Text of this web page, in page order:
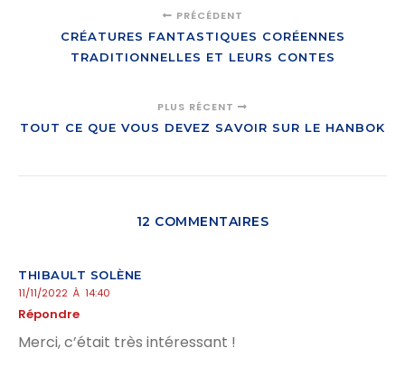
PRÉCÉDENT
CRÉATURES FANTASTIQUES CORÉENNES
TRADITIONNELLES ET LEURS CONTES
PLUS RÉCENT
TOUT CE QUE VOUS DEVEZ SAVOIR SUR LE HANBOK
12 COMMENTAIRES
THIBAULT SOLÈNE
11/11/2022 À 14:40
Répondre
Merci, c’était très intéressant !